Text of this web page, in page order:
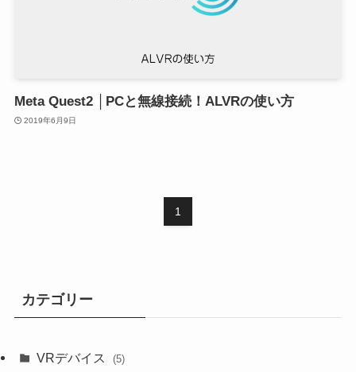
Meta Quest2 │PCと無線接続！ALVRの使い方
2019年6月9日
1
カテゴリー
VRデバイス (5)